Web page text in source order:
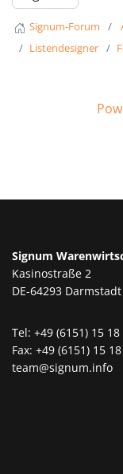
Signum-Forum
Listendesigner
Signum
Kasinostraße 2
DE-64293 Darmstadt
Tel: +49 (6151) 15 18
Fax: +49 (6151) 15
team@signum.info